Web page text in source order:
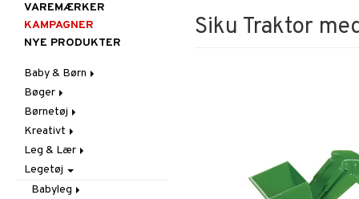
Siku Traktor
VAREMÆRKER
KAMPAGNER
NYE PRODUKTER
Baby & Børn
Aktivitet
Babygym
Bid & Rangler
Skråstole
Sutteklude
Uroer
Badekåber & Håndklæder
Barnevogn-tilbehør
Fest
Tilbehør
Udklædning
Gravid/Mor
Graviditet & amning
Indretning
Bøger
Dagbøger
Kreative bøger
Malebøger
Børnetøj
Accessories
Kasketter & Solhatte
Badetøj & UV-tøj
Kjoler
Nattøj
Kreativt
Klistermærker
Kreativt materiale
Kreativt Sæt
Leg & Lær
Eksperimenter
Indlæringsspil
Legetøj
Babyleg